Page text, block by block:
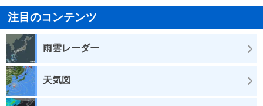
注目のコンテンツ
雨雲レーダー
天気図